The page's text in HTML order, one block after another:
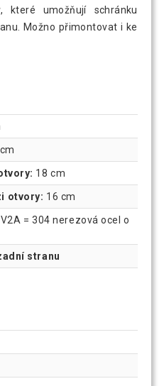
které umožňují schránku
Možno přimontovat i ke
18 cm
otvory: 16 cm
= 304 nerezová ocel o
stranu